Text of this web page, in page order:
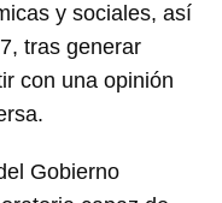
y sociales, así
tras generar
con una opinión
Gobierno